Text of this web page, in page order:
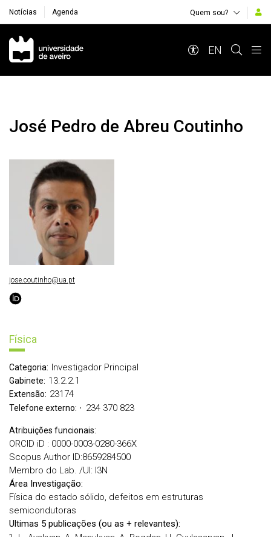
Notícias Agenda Quem sou?
Navegação Principal
EN
José Pedro de Abreu Coutinho
Física
Categoria: Investigador Principal
Gabinete: 13.2.2.1
Extensão: 23174
Telefone externo: 234 370 823
Atribuições funcionais:
ORCID iD : 0000-0003-0280-366X
Scopus Author ID:8659284500
Membro do Lab. /UI: I3N
Área Investigação:
Física do estado sólido, defeitos em estruturas
semicondutoras
Ultimas 5 publicações (ou as + relevantes):
jose.coutinho@ua.pt